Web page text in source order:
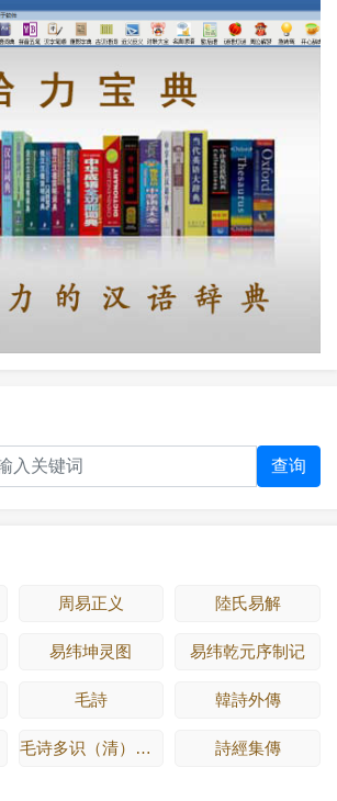
查询
周易正义 陸氏易解
易纬坤灵图 易纬乾元序制记
毛詩 韓詩外傳
毛诗多识（清）多隆阿 詩經集傳